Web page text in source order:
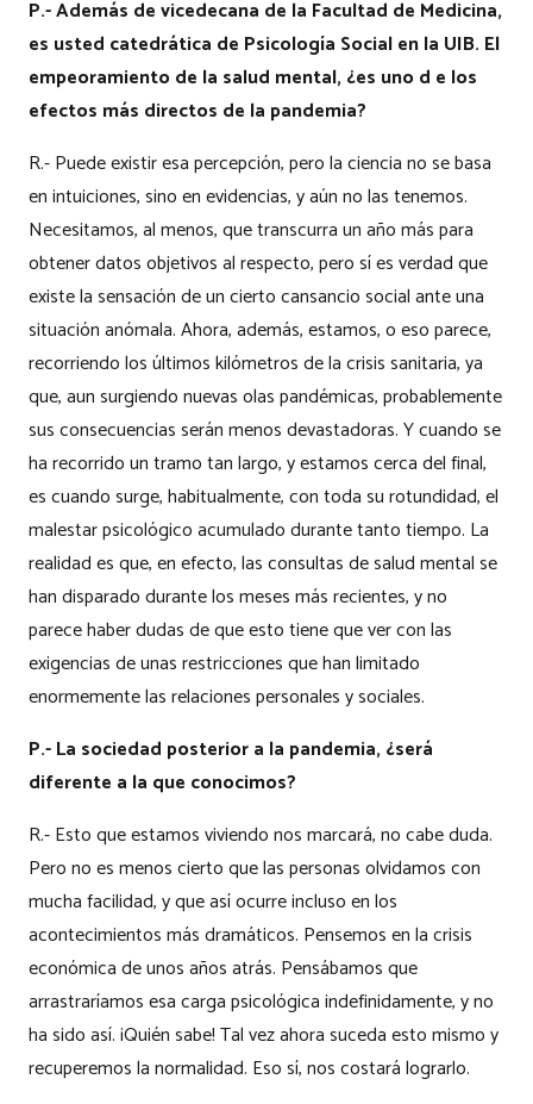
P.- Además de vicedecana de la Facultad de Medicina,
es usted catedrática de Psicología Social en la UIB. El
empeoramiento de la salud mental, ¿es uno d e los
efectos más directos de la pandemia?
R.- Puede existir esa percepción, pero la ciencia no se basa
en intuiciones, sino en evidencias, y aún no las tenemos.
Necesitamos, al menos, que transcurra un año más para
obtener datos objetivos al respecto, pero sí es verdad que
existe la sensación de un cierto cansancio social ante una
situación anómala. Ahora, además, estamos, o eso parece,
recorriendo los últimos kilómetros de la crisis sanitaria, ya
que, aun surgiendo nuevas olas pandémicas, probablemente
sus consecuencias serán menos devastadoras. Y cuando se
ha recorrido un tramo tan largo, y estamos cerca del final,
es cuando surge, habitualmente, con toda su rotundidad, el
malestar psicológico acumulado durante tanto tiempo. La
realidad es que, en efecto, las consultas de salud mental se
han disparado durante los meses más recientes, y no
parece haber dudas de que esto tiene que ver con las
exigencias de unas restricciones que han limitado
enormemente las relaciones personales y sociales.
P.- La sociedad posterior a la pandemia, ¿será
diferente a la que conocimos?
R.- Esto que estamos viviendo nos marcará, no cabe duda.
Pero no es menos cierto que las personas olvidamos con
mucha facilidad, y que así ocurre incluso en los
acontecimientos más dramáticos. Pensemos en la crisis
económica de unos años atrás. Pensábamos que
arrastraríamos esa carga psicológica indefinidamente, y no
ha sido así. ¡Quién sabe! Tal vez ahora suceda esto mismo y
recuperemos la normalidad. Eso sí, nos costará lograrlo.